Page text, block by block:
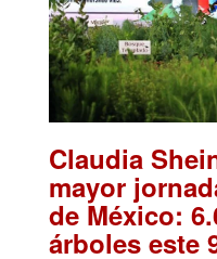
Claudia
mayor
de México:
árboles este